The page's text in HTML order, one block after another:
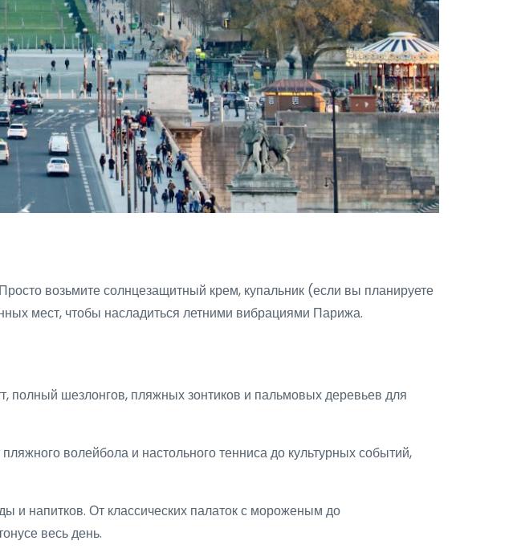
возьмите солнцезащитный крем, купальник (если вы планируете
мест, чтобы насладиться летними вибрациями Парижа.
полный шезлонгов, пляжных зонтиков и пальмовых деревьев для
волейбола и настольного тенниса до культурных событий,
и напитков. От классических палаток с мороженым до
весь день.